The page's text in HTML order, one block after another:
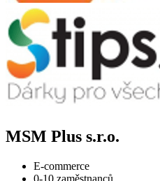
MSM Plus s.r.o.
E-commerce